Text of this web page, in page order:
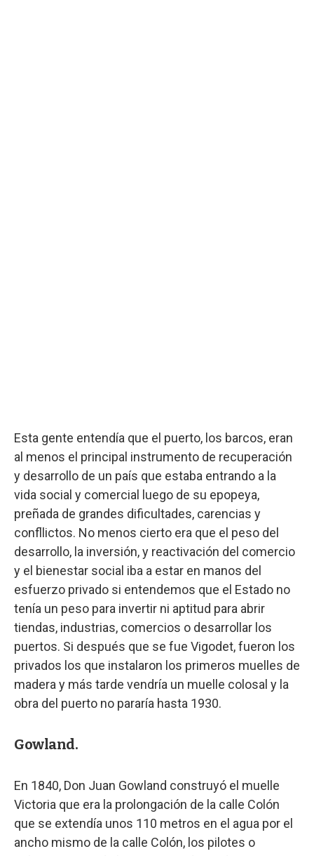
Esta gente entendía que el puerto, los barcos, eran
al menos el principal instrumento de recuperación
y desarrollo de un país que estaba entrando a la
vida social y comercial luego de su epopeya,
preñada de grandes dificultades, carencias y
confllictos. No menos cierto era que el peso del
desarrollo, la inversión, y reactivación del comercio
y el bienestar social iba a estar en manos del
esfuerzo privado si entendemos que el Estado no
tenía un peso para invertir ni aptitud para abrir
tiendas, industrias, comercios o desarrollar los
puertos. Si después que se fue Vigodet, fueron los
privados los que instalaron los primeros muelles de
madera y más tarde vendría un muelle colosal y la
obra del puerto no pararía hasta 1930.
Gowland.
En 1840, Don Juan Gowland construyó el muelle
Victoria que era la prolongación de la calle Colón
que se extendía unos 110 metros en el agua por el
ancho mismo de la calle Colón, los pilotes o